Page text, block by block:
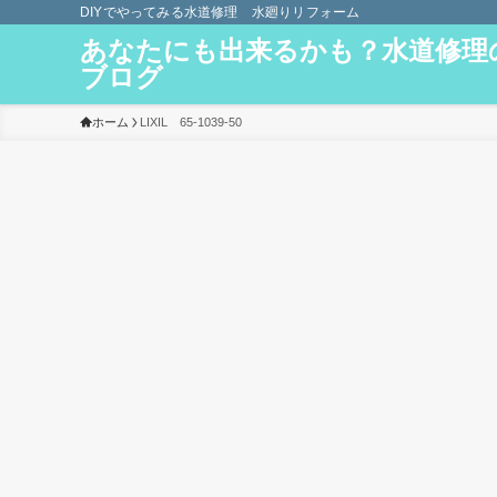
DIYでやってみる水道修理 水廻りリフォーム
あなたにも出来るかも？水道修理
ブログ
ホーム LIXIL 65-1039-50